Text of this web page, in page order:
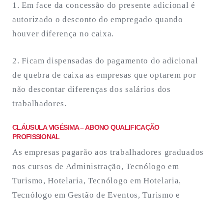
1. Em face da concessão do presente adicional é
autorizado o desconto do empregado quando
houver diferença no caixa.
2. Ficam dispensadas do pagamento do adicional
de quebra de caixa as empresas que optarem por
não descontar diferenças dos salários dos
trabalhadores.
CLÁUSULA VIGÉSIMA – ABONO QUALIFICAÇÃO
PROFISSIONAL
As empresas pagarão aos trabalhadores graduados
nos cursos de Administração, Tecnólogo em
Turismo, Hotelaria, Tecnólogo em Hotelaria,
Tecnólogo em Gestão de Eventos, Turismo e